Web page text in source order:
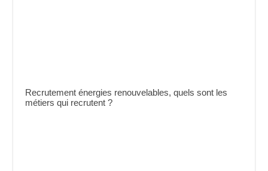
Recrutement énergies renouvelables, quels sont les
métiers qui recrutent ?